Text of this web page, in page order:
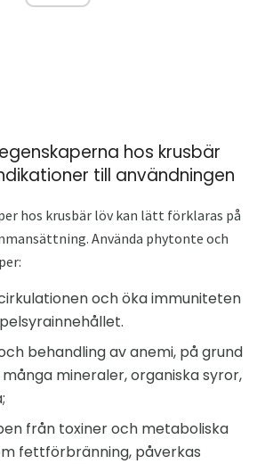
hos krusbär
till användningen
hos krusbär löv kan lätt förklaras på
Använda phytonte och
och öka immuniteten
behandling av anemi, på grund
mineraler, organiska syror,
från toxiner och metaboliska
fettförbränning, påverkas